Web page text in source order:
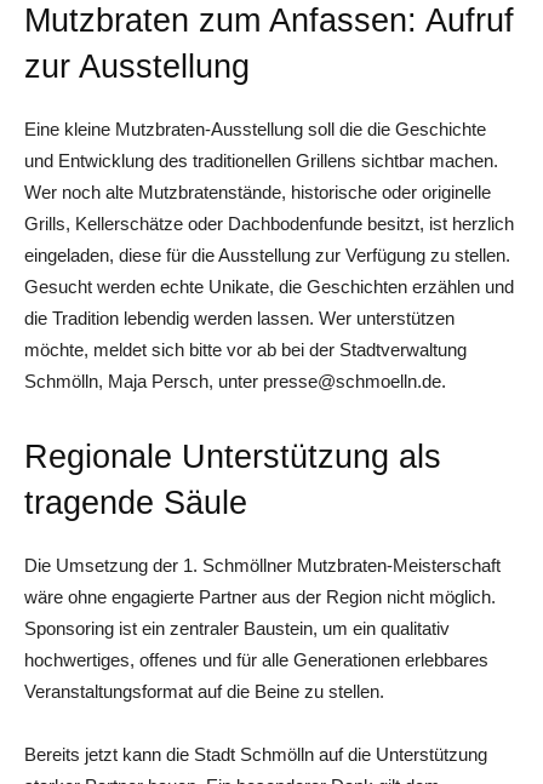
Mutzbraten zum Anfassen: Aufruf
zur Ausstellung
Eine kleine Mutzbraten-Ausstellung soll die die Geschichte
und Entwicklung des traditionellen Grillens sichtbar machen.
Wer noch alte Mutzbratenstände, historische oder originelle
Grills, Kellerschätze oder Dachbodenfunde besitzt, ist herzlich
eingeladen, diese für die Ausstellung zur Verfügung zu stellen.
Gesucht werden echte Unikate, die Geschichten erzählen und
die Tradition lebendig werden lassen. Wer unterstützen
möchte, meldet sich bitte vor ab bei der Stadtverwaltung
Schmölln, Maja Persch, unter presse@schmoelln.de.
Regionale Unterstützung als
tragende Säule
Die Umsetzung der 1. Schmöllner Mutzbraten-Meisterschaft
wäre ohne engagierte Partner aus der Region nicht möglich.
Sponsoring ist ein zentraler Baustein, um ein qualitativ
hochwertiges, offenes und für alle Generationen erlebbares
Veranstaltungsformat auf die Beine zu stellen.
Bereits jetzt kann die Stadt Schmölln auf die Unterstützung